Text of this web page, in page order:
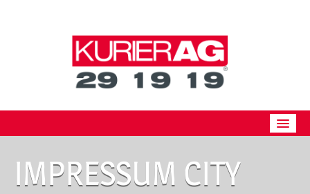
BESTELLUNG
IMPRESSUM CITY